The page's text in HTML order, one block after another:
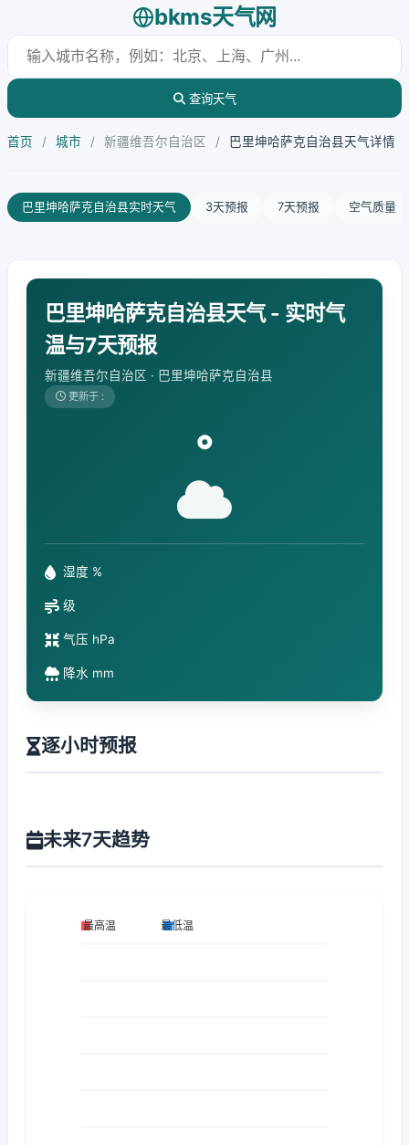
bkms天气网
查询天气
首页 / 城市 / 新疆维吾尔自治区 / 巴里坤哈萨克自治县天气详情
巴里坤哈萨克自治县实时天气 3天预报 7天预报 空气质量
巴里坤哈萨克自治县天气 - 实时气
温与7天预报
新疆维吾尔自治区 · 巴里坤哈萨克自治县
更新于 :
°
湿度 %
级
气压 hPa
降水 mm
逐小时预报
未来7天趋势